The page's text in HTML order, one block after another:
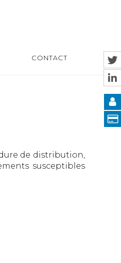
CONTACT
de distribution,
susceptibles